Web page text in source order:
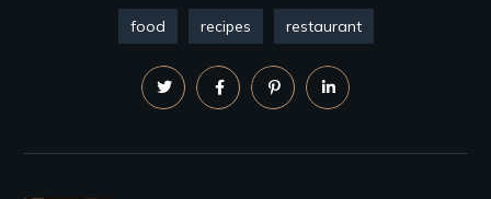
food recipes restaurant